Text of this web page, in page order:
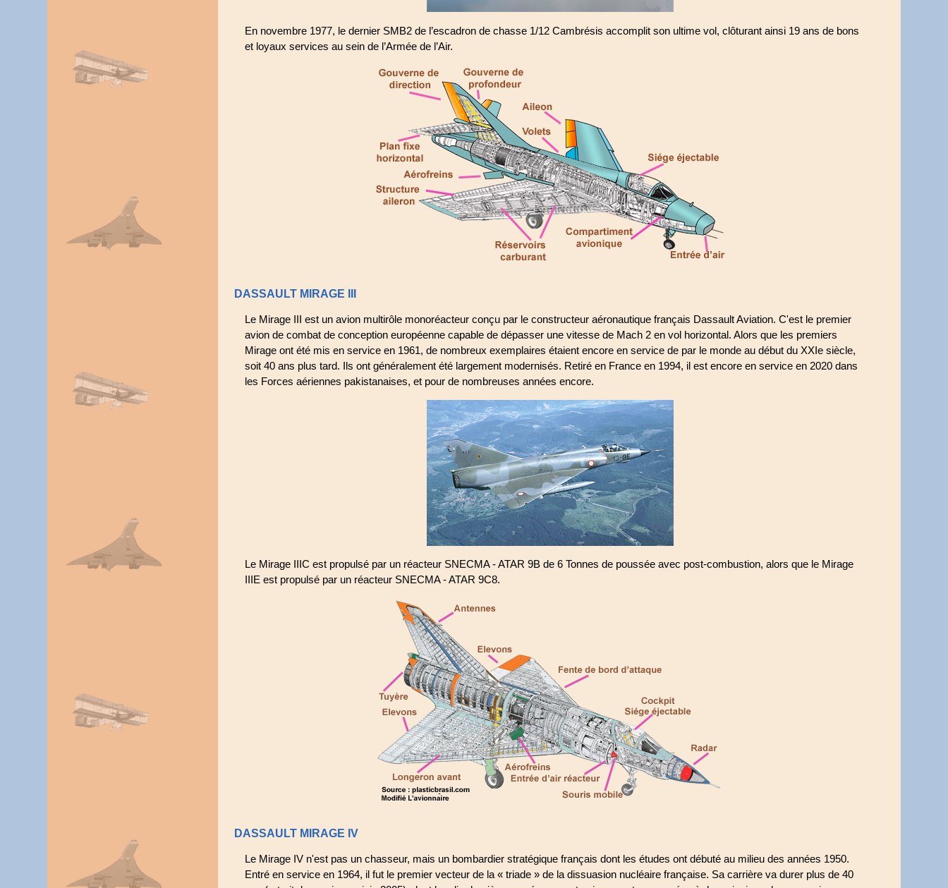
En novembre 1977, le dernier SMB2 de l’escadron de chasse 1/12 Cambrésis accomplit son ultime vol, clôturant ainsi 19 ans de bons
et loyaux services au sein de l’Armée de l’Air.
DASSAULT MIRAGE III
Le Mirage III est un avion multirôle monoréacteur conçu par le constructeur aéronautique français Dassault Aviation. C'est le premier
avion de combat de conception européenne capable de dépasser une vitesse de Mach 2 en vol horizontal. Alors que les premiers
Mirage ont été mis en service en 1961, de nombreux exemplaires étaient encore en service de par le monde au début du XXIe siècle,
soit 40 ans plus tard. Ils ont généralement été largement modernisés. Retiré en France en 1994, il est encore en service en 2020 dans
les Forces aériennes pakistanaises, et pour de nombreuses années encore.
Le Mirage IIIC est propulsé par un réacteur SNECMA - ATAR 9B de 6 Tonnes de poussée avec post-combustion, alors que le Mirage
IIIE est propulsé par un réacteur SNECMA - ATAR 9C8.
DASSAULT MIRAGE IV
Le Mirage IV n'est pas un chasseur, mais un bombardier stratégique français dont les études ont débuté au milieu des années 1950.
Entré en service en 1964, il fut le premier vecteur de la « triade » de la dissuasion nucléaire française. Sa carrière va durer plus de 40